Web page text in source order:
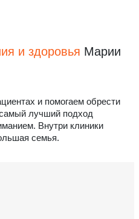
и здоровья Марии
и помогаем обрести
лучший подход
Внутри клиники
семья.